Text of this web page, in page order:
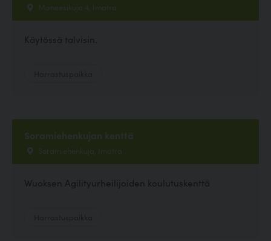
Maneesikuja 4, Imatra
Käytössä talvisin.
Soramiehenkujan kenttä
Soramiehenkuja, Imatra
Wuoksen Agilityurheilijoiden koulutuskenttä